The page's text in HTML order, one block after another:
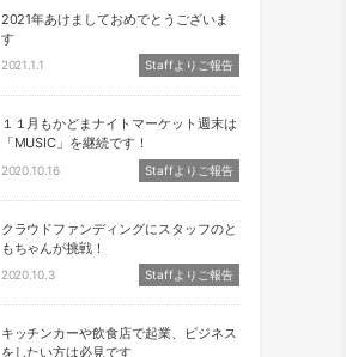
2021年あけましておめでとうございま
す
2021.1.1 Staffよりご報告
１１月もかどまナイトマーケット週末は
「MUSIC」を継続です！
2020.10.16 Staffよりご報告
クラウドファンディングにスタッフのと
もちゃんが挑戦！
2020.10.3 Staffよりご報告
キッチンカーや飲食店で起業、ビジネス
をしたい方は必見です